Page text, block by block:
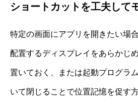
ショートカットを工夫して
特定の画面にアプリを開きたい場
配置するディスプレイをあらかじ
置いておく、または起動プログラ
いて閉じることで位置記憶を促す